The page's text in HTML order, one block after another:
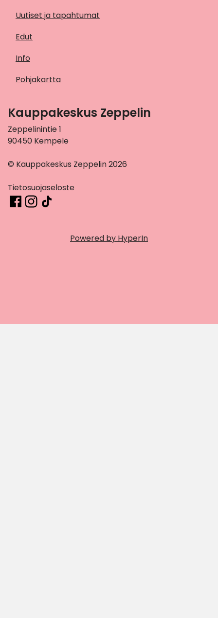
Uutiset ja tapahtumat
Edut
Info
Pohjakartta
Kauppakeskus Zeppelin
Zeppelinintie 1
90450 Kempele
© Kauppakeskus Zeppelin 2026
Tietosuojaseloste
Powered by HyperIn